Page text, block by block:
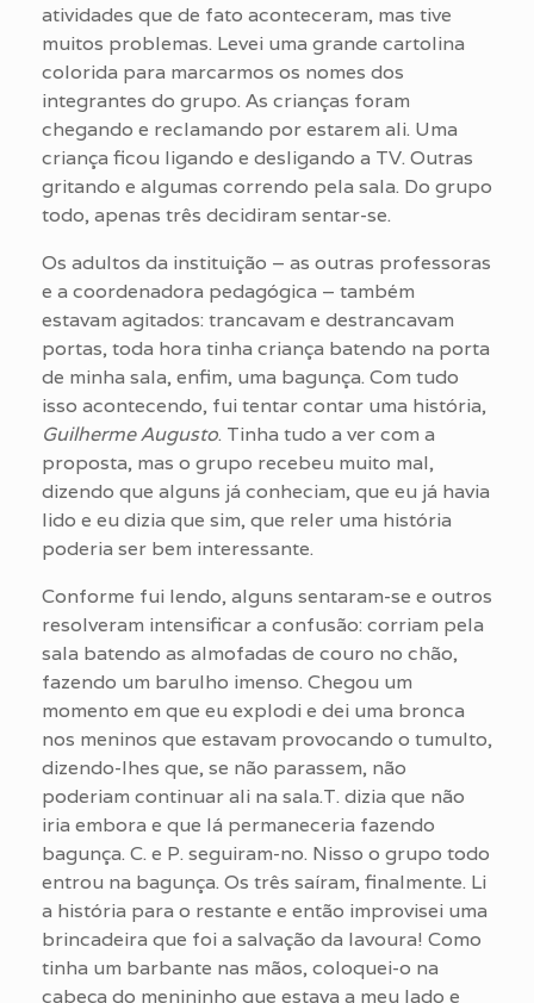
atividades que de fato aconteceram, mas tive
muitos problemas. Levei uma grande cartolina
colorida para marcarmos os nomes dos
integrantes do grupo. As crianças foram
chegando e reclamando por estarem ali. Uma
criança ficou ligando e desligando a TV. Outras
gritando e algumas correndo pela sala. Do grupo
todo, apenas três decidiram sentar-se.
Os adultos da instituição – as outras professoras
e a coordenadora pedagógica – também
estavam agitados: trancavam e destrancavam
portas, toda hora tinha criança batendo na porta
de minha sala, enfim, uma bagunça. Com tudo
isso acontecendo, fui tentar contar uma história,
Guilherme Augusto. Tinha tudo a ver com a
proposta, mas o grupo recebeu muito mal,
dizendo que alguns já conheciam, que eu já havia
lido e eu dizia que sim, que reler uma história
poderia ser bem interessante.
Conforme fui lendo, alguns sentaram-se e outros
resolveram intensificar a confusão: corriam pela
sala batendo as almofadas de couro no chão,
fazendo um barulho imenso. Chegou um
momento em que eu explodi e dei uma bronca
nos meninos que estavam provocando o tumulto,
dizendo-lhes que, se não parassem, não
poderiam continuar ali na sala.T. dizia que não
iria embora e que lá permaneceria fazendo
bagunça. C. e P. seguiram-no. Nisso o grupo todo
entrou na bagunça. Os três saíram, finalmente. Li
a história para o restante e então improvisei uma
brincadeira que foi a salvação da lavoura! Como
tinha um barbante nas mãos, coloquei-o na
cabeça do menininho que estava a meu lado e